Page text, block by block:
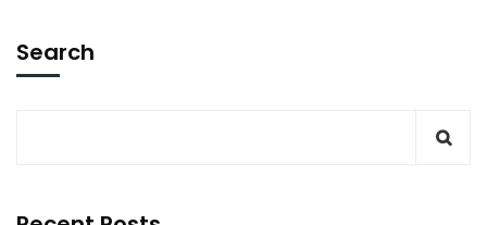
Search